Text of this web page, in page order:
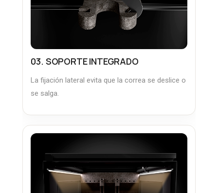
03. SOPORTE INTEGRADO
La fijación lateral evita que la correa se deslice o
se salga.